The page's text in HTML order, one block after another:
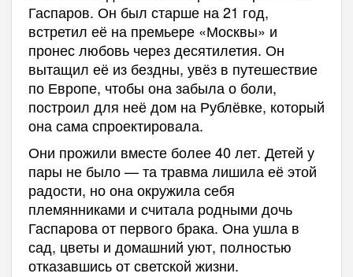
Гаспаров. Он был старше на 21 год,
встретил её на премьере «Москвы» и
пронес любовь через десятилетия. Он
вытащил её из бездны, увёз в путешествие
по Европе, чтобы она забыла о боли,
построил для неё дом на Рублёвке, который
она сама спроектировала.
Они прожили вместе более 40 лет. Детей у
пары не было — та травма лишила её этой
радости, но она окружила себя
племянниками и считала родными дочь
Гаспарова от первого брака. Она ушла в
сад, цветы и домашний уют, полностью
отказавшись от светской жизни.